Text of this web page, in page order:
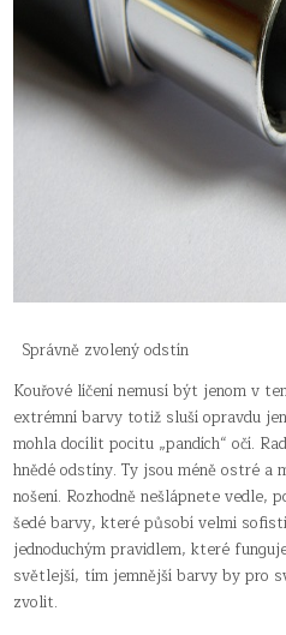
Správně zvolený odstín
Kouřové líčení nemusí být jenom v
extrémní barvy totiž sluší opravdu
mohla docílit pocitu „pandích“ očí.
hnědé odstíny. Ty jsou méně ostré a
nošení. Rozhodně nešlápnete vedle,
šedé barvy, které působí velmi
jednoduchým pravidlem, které
světlejší, tím jemnější barvy by pro
zvolit.